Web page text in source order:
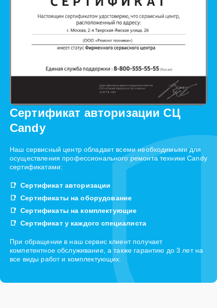
Сертификат авторизации СЦ
Candy
Наш сервисный центр обладает всеми необходимыми для
осуществления профессионального ремонта техники Candy
сертификатами:
Сертификат авторизации
Сертификаты на оборудование
Сертификаты на комплектующие
Сертификат у каждого специалиста
При обращении в наш сервис клиент получает
компетентное обслуживание, а также гарантию до 3 лет на
все виды работ и комплектующих.